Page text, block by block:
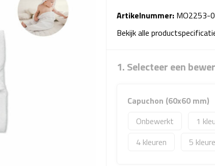
Artikelnummer: MO2253-
Bekijk alle
1. Selecteer een
Capuchon (60x60 mm)
Onbewerkt
1
4
5